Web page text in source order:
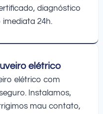
diagnóstico
24h.
elétrico
elétrico com
Instalamos,
mau contato,